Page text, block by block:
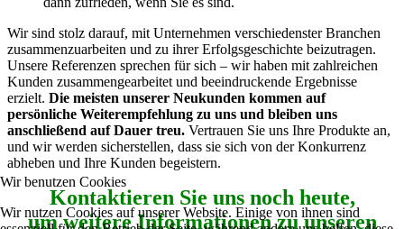
Wir sind stolz darauf, mit Unternehmen verschiedenster Branchen
zusammenzuarbeiten und zu ihrer Erfolgsgeschichte beizutragen.
Unsere Referenzen sprechen für sich – wir haben mit zahlreichen
Kunden zusammengearbeitet und beeindruckende Ergebnisse
erzielt. Die meisten unserer Neukunden kommen auf
persönliche Weiterempfehlung zu uns und bleiben uns
anschließend auf Dauer treu. Vertrauen Sie uns Ihre Produkte an,
und wir werden sicherstellen, dass sie sich von der Konkurrenz
abheben und Ihre Kunden begeistern.
Kontaktieren Sie uns noch heute,
um weitere Informationen zu unseren
Wir benutzen Cookies
Wir nutzen Cookies auf unserer Website. Einige von ihnen sind